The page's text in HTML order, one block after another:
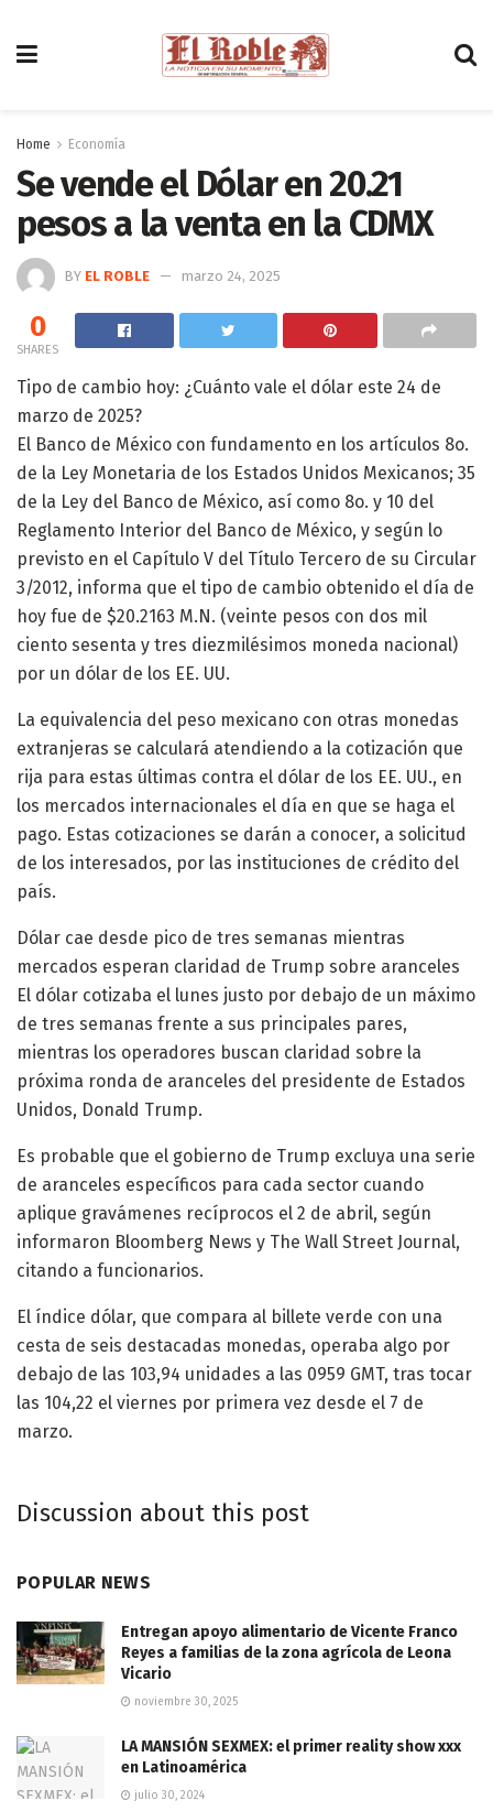
Home Economía
Se vende el Dólar en 20.21
pesos a la venta en la CDMX
BY EL ROBLE marzo 24, 2025
0
SHARES
Tipo de cambio hoy: ¿Cuánto vale el dólar este 24 de
marzo de 2025?
El Banco de México con fundamento en los artículos 8o.
de la Ley Monetaria de los Estados Unidos Mexicanos; 35
de la Ley del Banco de México, así como 8o. y 10 del
Reglamento Interior del Banco de México, y según lo
previsto en el Capítulo V del Título Tercero de su Circular
3/2012, informa que el tipo de cambio obtenido el día de
hoy fue de $20.2163 M.N. (veinte pesos con dos mil
ciento sesenta y tres diezmilésimos moneda nacional)
por un dólar de los EE. UU.
La equivalencia del peso mexicano con otras monedas
extranjeras se calculará atendiendo a la cotización que
rija para estas últimas contra el dólar de los EE. UU., en
los mercados internacionales el día en que se haga el
pago. Estas cotizaciones se darán a conocer, a solicitud
de los interesados, por las instituciones de crédito del
país.
Dólar cae desde pico de tres semanas mientras
mercados esperan claridad de Trump sobre aranceles
El dólar cotizaba el lunes justo por debajo de un máximo
de tres semanas frente a sus principales pares,
mientras los operadores buscan claridad sobre la
próxima ronda de aranceles del presidente de Estados
Unidos, Donald Trump.
Es probable que el gobierno de Trump excluya una serie
de aranceles específicos para cada sector cuando
aplique gravámenes recíprocos el 2 de abril, según
informaron Bloomberg News y The Wall Street Journal,
citando a funcionarios.
El índice dólar, que compara al billete verde con una
cesta de seis destacadas monedas, operaba algo por
debajo de las 103,94 unidades a las 0959 GMT, tras tocar
las 104,22 el viernes por primera vez desde el 7 de
marzo.
Discussion about this post
POPULAR NEWS
Entregan apoyo alimentario de Vicente Franco
Reyes a familias de la zona agrícola de Leona
Vicario
noviembre 30, 2025
LA MANSIÓN SEXMEX: el primer reality show xxx
en Latinoamérica
julio 30, 2024